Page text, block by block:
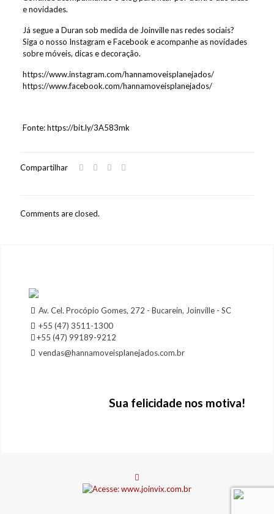
e novidades.
Já segue a Duran sob medida de Joinville nas redes sociais?
Siga o nosso Instagram e Facebook e acompanhe as novidades
sobre móveis, dicas e decoração.
https://www.instagram.com/hannamoveisplanejados/
https://www.facebook.com/hannamoveisplanejados/
Fonte: https://bit.ly/3A583mk
Compartilhar
Comments are closed.
Av. Cel. Procópio Gomes, 272 - Bucarein, Joinville - SC
+55 (47) 3511-1300
+55 (47) 99189-9212
vendas@hannamoveisplanejados.com.br
Sua felicidade nos motiva!